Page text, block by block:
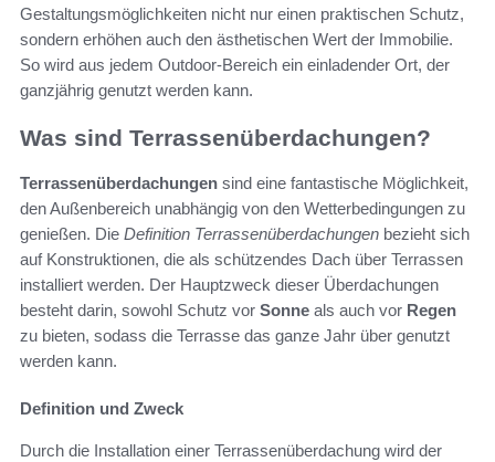
Gestaltungsmöglichkeiten nicht nur einen praktischen Schutz,
sondern erhöhen auch den ästhetischen Wert der Immobilie.
So wird aus jedem Outdoor-Bereich ein einladender Ort, der
ganzjährig genutzt werden kann.
Was sind Terrassenüberdachungen?
Terrassenüberdachungen sind eine fantastische Möglichkeit,
den Außenbereich unabhängig von den Wetterbedingungen zu
genießen. Die Definition Terrassenüberdachungen bezieht sich
auf Konstruktionen, die als schützendes Dach über Terrassen
installiert werden. Der Hauptzweck dieser Überdachungen
besteht darin, sowohl Schutz vor Sonne als auch vor Regen
zu bieten, sodass die Terrasse das ganze Jahr über genutzt
werden kann.
Definition und Zweck
Durch die Installation einer Terrassenüberdachung wird der